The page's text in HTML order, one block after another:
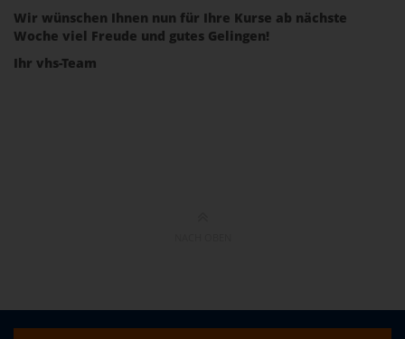
Wir wünschen Ihnen nun für Ihre Kurse ab nächste
Woche viel Freude und gutes Gelingen!
Ihr vhs-Team